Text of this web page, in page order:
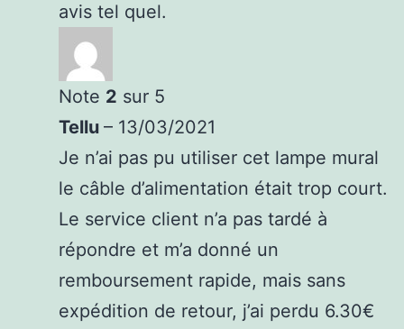
avis tel quel.
Note 2 sur 5
Tellu – 13/03/2021
Je n’ai pas pu utiliser cet lampe mural
le câble d’alimentation était trop court.
Le service client n’a pas tardé à
répondre et m’a donné un
remboursement rapide, mais sans
expédition de retour, j’ai perdu 6.30€